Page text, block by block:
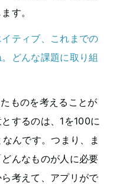
す。
ティブ、これまでの
どんな課題に取り組
ものを考えることが
するのは、1を100に
んです。つまり、ま
んなものが人に必要
考えて、アプリがで